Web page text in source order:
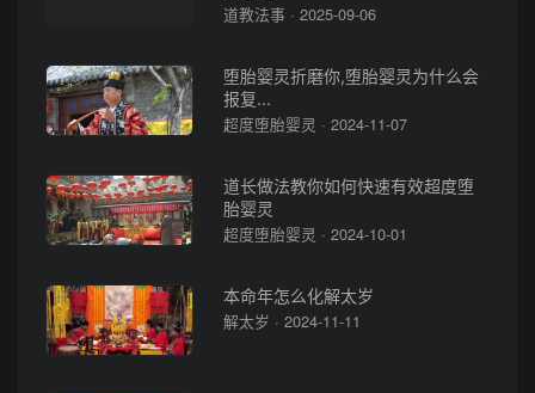
道教法事 · 2025-09-06
堕胎婴灵折磨你,堕胎婴灵为什么会
报复...
超度堕胎婴灵 · 2024-11-07
道长做法教你如何快速有效超度堕
胎婴灵
超度堕胎婴灵 · 2024-10-01
本命年怎么化解太岁
解太岁 · 2024-11-11